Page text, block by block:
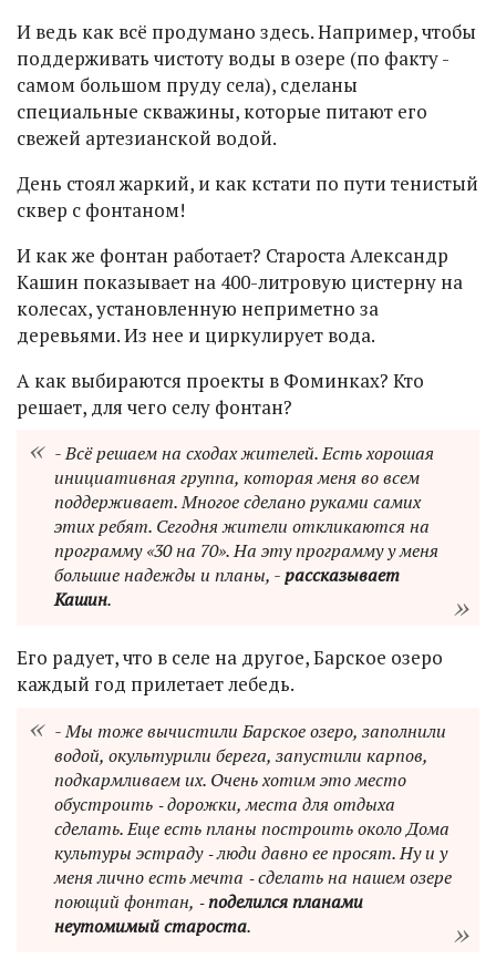
И ведь как всё продумано здесь. Например, чтобы
поддерживать чистоту воды в озере (по факту -
самом большом пруду села), сделаны
специальные скважины, которые питают его
свежей артезианской водой.
День стоял жаркий, и как кстати по пути тенистый
сквер с фонтаном!
И как же фонтан работает? Староста Александр
Кашин показывает на 400-литровую цистерну на
колесах, установленную неприметно за
деревьями. Из нее и циркулирует вода.
А как выбираются проекты в Фоминках? Кто
решает, для чего селу фонтан?
- Всё решаем на сходах жителей. Есть хорошая
инициативная группа, которая меня во всем
поддерживает. Многое сделано руками самих
этих ребят. Сегодня жители откликаются на
программу «30 на 70». На эту программу у меня
большие надежды и планы, -рассказывает
Кашин.
Его радует, что в селе на другое, Барское озеро
каждый год прилетает лебедь.
- Мы тоже вычистили Барское озеро, заполнили
водой, окультурили берега, запустили карпов,
подкармливаем их. Очень хотим это место
обустроить ‑ дорожки, места для отдыха
сделать. Еще есть планы построить около Дома
культуры эстраду ‑ люди давно ее просят. Ну и у
меня лично есть мечта ‑ сделать на нашем озере
поющий фонтан, ‑поделился планами
неутомимый староста.